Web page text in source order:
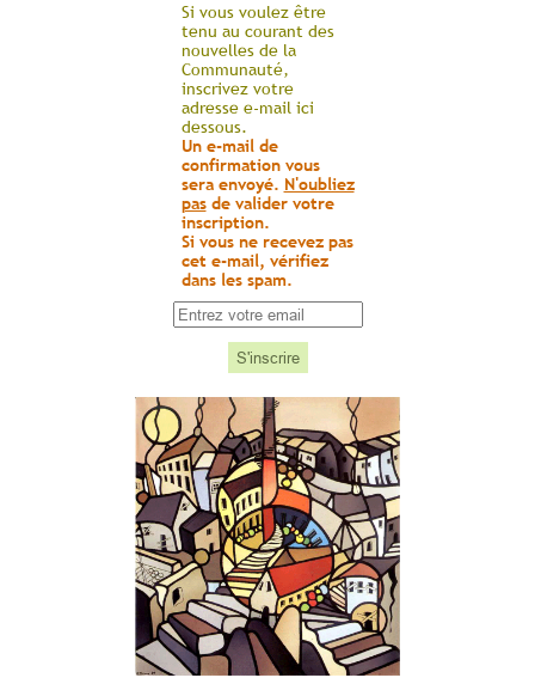
Si vous voulez être
tenu au courant des
nouvelles de la
Communauté,
inscrivez votre
adresse e-mail ici
dessous.
Un e-mail de
confirmation vous
sera envoyé. N'oubliez
pasde valider votre
inscription.
Si vous ne recevez pas
cet e-mail, vérifiez
dans les spam.